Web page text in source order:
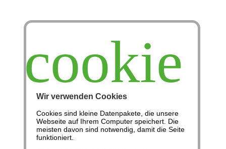
Enthüllung
cookie
Wir verwenden Cookies
Cookies sind kleine Datenpakete, die unsere
Webseite auf Ihrem Computer speichert. Die
meisten davon sind notwendig, damit die Seite
funktioniert.